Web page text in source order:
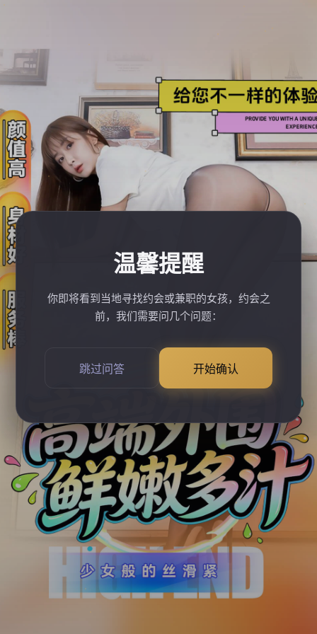
温馨提醒
你即将看到当地寻找约会或兼职的女孩，约会之
前，我们需要问几个问题：
跳过问答 开始确认